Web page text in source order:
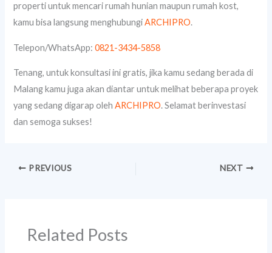
properti untuk mencari rumah hunian maupun rumah kost,
kamu bisa langsung menghubungiARCHIPRO.
Telepon/WhatsApp:0821-3434-5858
Tenang, untuk konsultasi ini gratis, jika kamu sedang berada di
Malang kamu juga akan diantar untuk melihat beberapa proyek
yang sedang digarap olehARCHIPRO. Selamat berinvestasi
dan semoga sukses!
PREVIOUS NEXT
Related Posts